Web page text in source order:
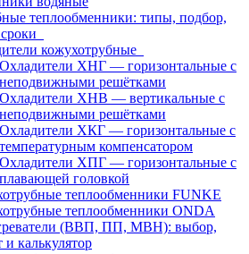
теплообменники: типы, подбор,
кожухотрубные
Охладители ХНГ — горизонтальные с
неподвижными решётками
Охладители ХНВ — вертикальные с
неподвижными решётками
Охладители ХКГ — горизонтальные с
температурным компенсатором
Охладители ХПГ — горизонтальные с
плавающей головкой
теплообменники FUNKE
теплообменники ONDA
(ВВП, ПП, МВН): выбор,
и калькулятор